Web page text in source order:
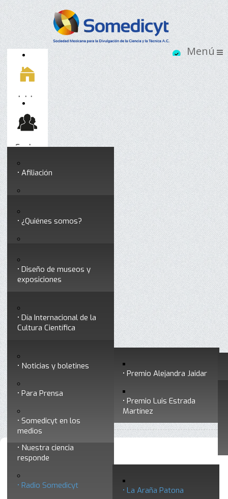
Inicio
Socios
Afiliación
Testimonios
Socios vigentes
Somedicyt
¿Quiénes somos?
Consejo Directivo
profesionales
Premios a divulgadores Premio Alejandra Jaidar
Premio Luis Estrada
Martínez
Servicios
Diseño de museos y
exposiciones
formar divulgadores
Día Internacional de la
Cultura Científica
Ciencia y Tecnología
Nuestra ciencia
responde
Radio Somedicyt La Araña Patona
Noticias y boletines
Para Prensa
Somedicyt en los
medios
Contacto
Radio Somedicyt
•
La Araña Patona